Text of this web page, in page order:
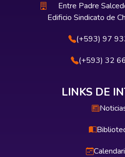
Entre Padre
Edificio Sindicato de
(+593) 97
(+593) 32
LINKS DE